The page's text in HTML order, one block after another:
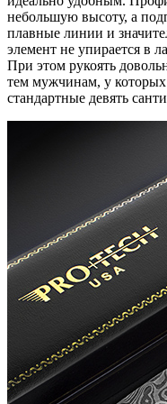
небольшую высоту, а
плавные линии и
элемент не упирается в
При этом рукоять
тем мужчинам, у
стандартные девять